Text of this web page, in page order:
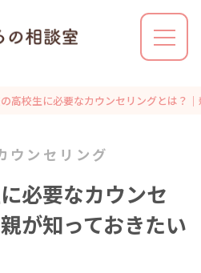
の流れ
高校生に必要なカウンセリングとは？
ウンセリング
必要なカウンセ
が知っておきたい